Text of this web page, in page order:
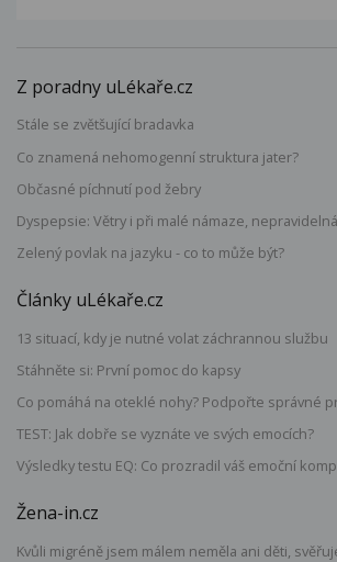
Z poradny uLékaře.cz
Stále se zvětšující bradavka
Co znamená nehomogenní struktura jater?
Občasné píchnutí pod žebry
Dyspepsie: Větry i při malé námaze,
Zelený povlak na jazyku - co to může být?
Články uLékaře.cz
13 situací, kdy je nutné volat záchrannou službu
Stáhněte si: První pomoc do kapsy
Co pomáhá na oteklé nohy? Podpořte správné
TEST: Jak dobře se vyznáte ve svých emocích?
Výsledky testu EQ: Co prozradil váš emoční
Žena-in.cz
Kvůli migréně jsem málem neměla ani děti,